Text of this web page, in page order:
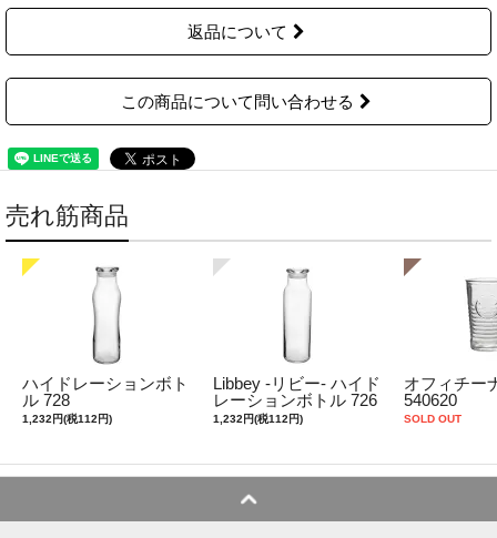
返品について
この商品について問い合わせる
売れ筋商品
ハイドレーションボト
ル 728
1,232円(税112円)
Libbey -リビー- ハイド
レーションボトル 726
1,232円(税112円)
オフィチー
540620
SOLD OUT